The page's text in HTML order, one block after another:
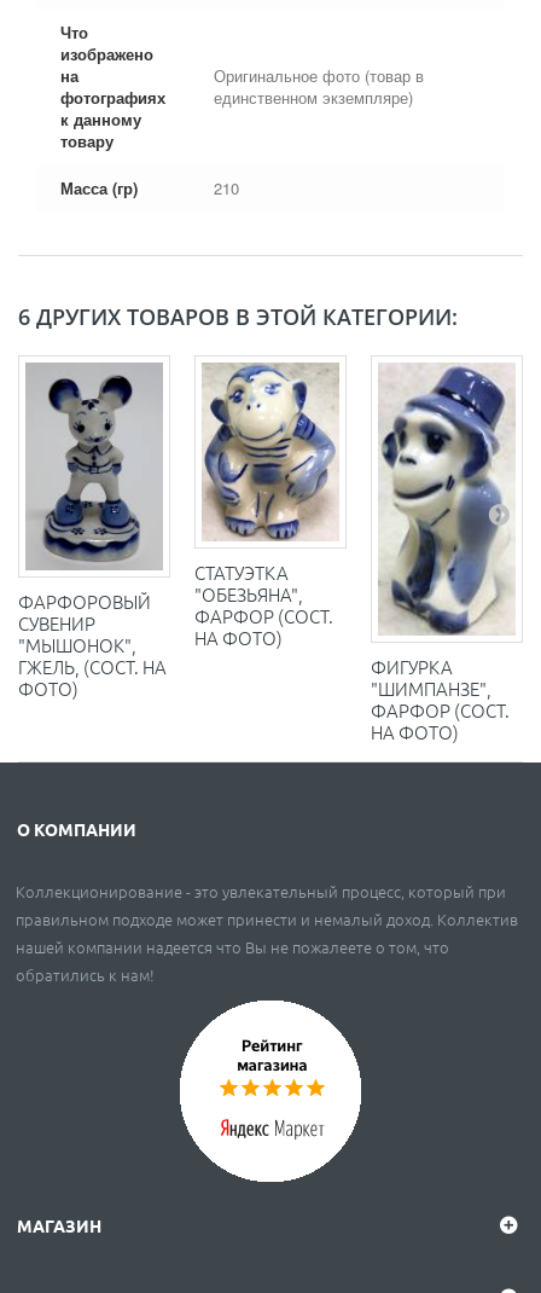
Что
изображено
на
фотографиях
к данному
товару
Оригинальное фото (товар в
единственном экземпляре)
Масса (гр) 210
6 ДРУГИХ ТОВАРОВ В ЭТОЙ КАТЕГОРИИ:
ФАРФОРОВЫЙ
СУВЕНИР
"МЫШОНОК",
ГЖЕЛЬ, (СОСТ. НА
ФОТО)
СТАТУЭТКА
"ОБЕЗЬЯНА",
ФАРФОР (СОСТ.
НА ФОТО)
ФИГУРКА
"ШИМПАНЗЕ",
ФАРФОР (СОСТ.
НА ФОТО)
О КОМПАНИИ
Коллекционирование - это увлекательный процесс, который при
правильном подходе может принести и немалый доход. Коллектив
нашей компании надеется что Вы не пожалеете о том, что
обратились к нам!
МАГАЗИН